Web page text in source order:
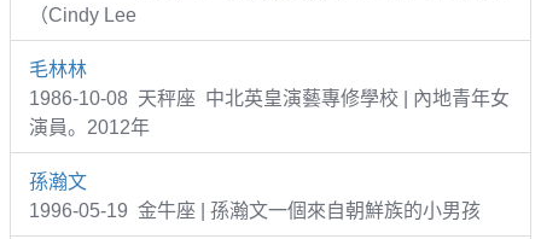
（Cindy Lee
毛林林
1986-10-08 天秤座 中北英皇演藝專修學校 | 內地青年女
演員。2012年
孫瀚文
1996-05-19 金牛座 | 孫瀚文一個來自朝鮮族的小男孩